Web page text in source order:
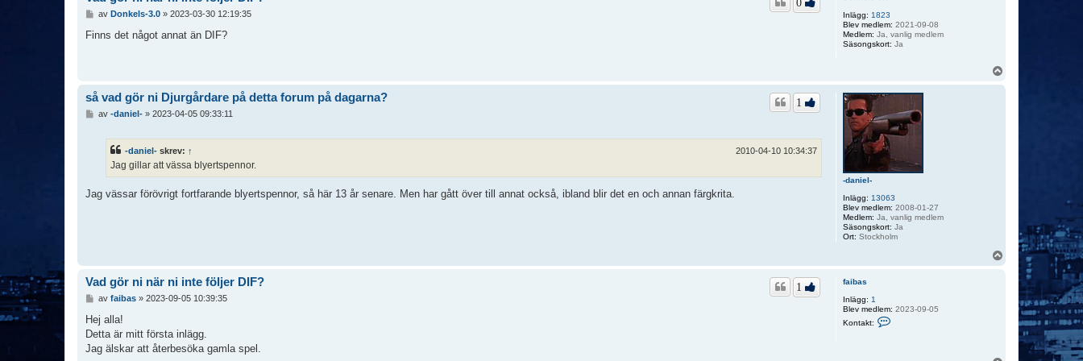
Inlägg: 1823
Blev medlem: 2021-09-08
Medlem: Ja, vanlig medlem
Säsongskort: Ja
0
l
av Donkels-3.0» 2023-03-30 12:19:35
Finns det något annat än DIF?
-daniel-
Inlägg: 13063
Blev medlem: 2008-01-27
Medlem: Ja, vanlig medlem
Säsongskort: Ja
Ort: Stockholm
så vad gör ni Djurgårdare på detta forum på dagarna? 1
av -daniel-» 2023-04-05 09:33:11
-daniel- skrev: ↑ 2010-04-10 10:34:37
Jag gillar att vässa blyertspennor.
Jag vässar förövrigt fortfarande blyertspennor, så här 13 år senare. Men har gått över till annat också, ibland blir det en och annan färgkrita.
faibas
Inlägg: 1
Blev medlem: 2023-09-05
Kontakt:
Vad gör ni när ni inte följer DIF? 1
l
ä
g
g
av faibas» 2023-09-05 10:39:35
Hej alla!
Detta är mitt första inlägg.
Jag älskar att återbesöka gamla spel.